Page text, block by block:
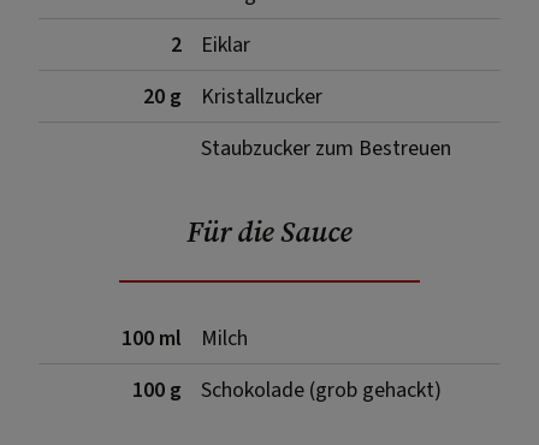
2
Eiklar
20 g
Kristallzucker
Staubzucker zum Bestreuen
Für die Sauce
100 ml
Milch
100 g
Schokolade (grob gehackt)